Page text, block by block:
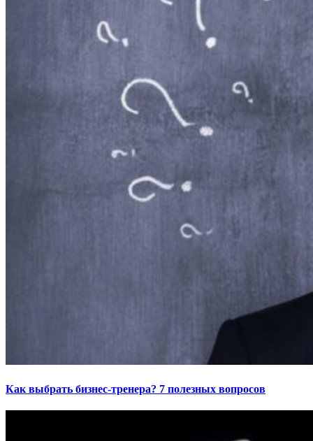
Как выбрать бизнес-тренера? 7 полезных вопросов